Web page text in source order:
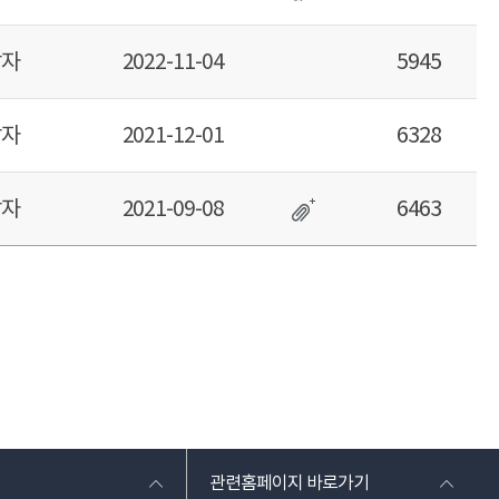
2022-11-04 5945
2021-12-01 6328
2021-09-08 6463
관련홈페이지 바로가기